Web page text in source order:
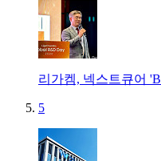
리가켐, 넥스트큐어
5